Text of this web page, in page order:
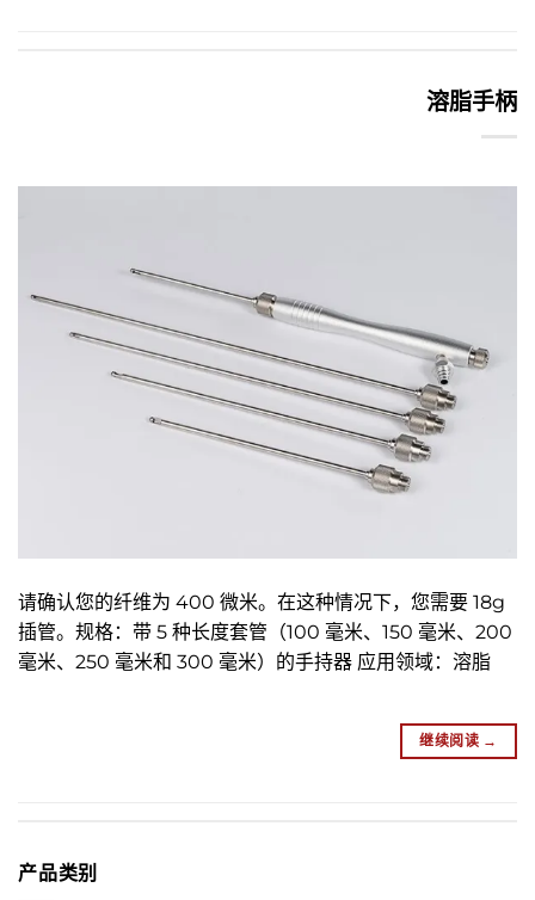
溶脂手柄
请确认您的纤维为 400 微米。在这种情况下，您需要 18g
插管。规格：带 5 种长度套管（100 毫米、150 毫米、200
毫米、250 毫米和 300 毫米）的手持器 应用领域：溶脂
继续阅读 →
产品类别